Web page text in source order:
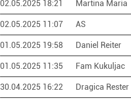
02.05.2025 18:21 Martina Maria
02.05.2025 11:07 AS
01.05.2025 19:58 Daniel Reiter
01.05.2025 11:35 Fam Kukuljac
30.04.2025 16:22 Dragica Rester